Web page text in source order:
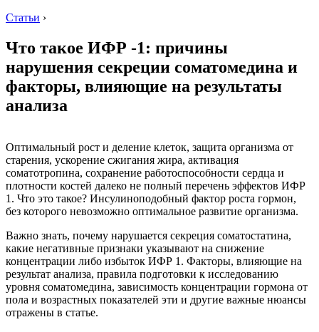
Статьи ›
Что такое ИФР -1: причины
нарушения секреции соматомедина и
факторы, влияющие на результаты
анализа
Оптимальный рост и деление клеток, защита организма от
старения, ускорение сжигания жира, активация
соматотропина, сохранение работоспособности сердца и
плотности костей далеко не полный перечень эффектов ИФР
1. Что это такое? Инсулиноподобный фактор роста гормон,
без которого невозможно оптимальное развитие организма.
Важно знать, почему нарушается секреция соматостатина,
какие негативные признаки указывают на снижение
концентрации либо избыток ИФР 1. Факторы, влияющие на
результат анализа, правила подготовки к исследованию
уровня соматомедина, зависимость концентрации гормона от
пола и возрастных показателей эти и другие важные нюансы
отражены в статье.